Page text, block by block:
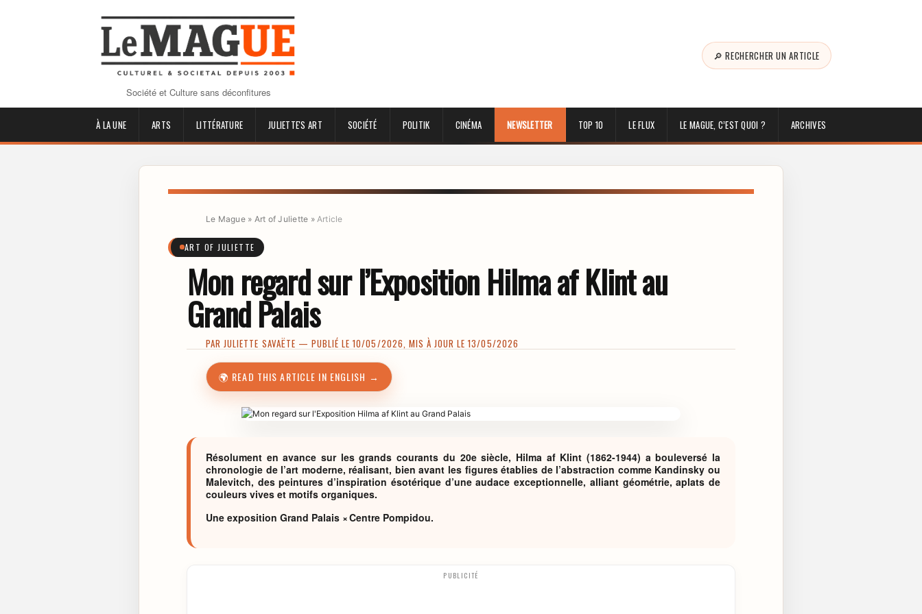
Société et Culture sans déconfitures
🔎 RECHERCHER UN ARTICLE
À LA UNE ARTS LITTÉRATURE JULIETTE'S ART SOCIÉTÉ POLITIK CINÉMA NEWSLETTER TOP 10 LE FLUX LE MAGUE, C’EST QUOI ? ARCHIVES
Le Mague» Art of Juliette » Article
ART OF JULIETTE
Mon regard sur l’Exposition Hilma af Klint au
Grand Palais
PARJULIETTE SAVAËTE — PUBLIÉ LE 10/05/2026, MIS À JOUR LE 13/05/2026
🌍 READ THIS ARTICLE IN ENGLISH →
Résolument en avance sur les grands courants du 20e siècle, Hilma af Klint (1862-1944) a bouleversé la
chronologie de l’art moderne, réalisant, bien avant les figures établies de l’abstraction comme Kandinsky ou
Malevitch, des peintures d’inspiration ésotérique d’une audace exceptionnelle, alliant géométrie, aplats de
couleurs vives et motifs organiques.
Une exposition Grand Palais × Centre Pompidou.
PUBLICITÉ